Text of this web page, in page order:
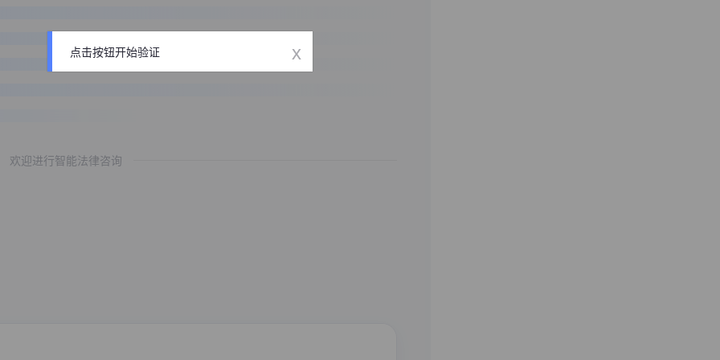
欢迎进行智能法律咨询
点击按钮开始验证 x